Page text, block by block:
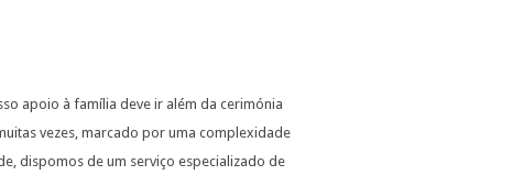
apoio à família deve ir além da cerimónia
vezes, marcado por uma complexidade
dispomos de um serviço especializado de